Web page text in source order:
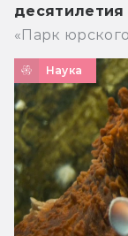
десятилетия
«Парк
Наука